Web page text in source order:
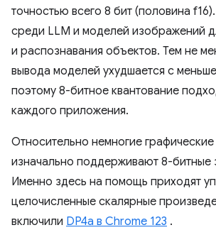
точностью всего 8 бит (половина
среди LLM и моделей изображений
и распознавания объектов. Тем не
вывода моделей ухудшается с
поэтому 8-битное квантование
каждого приложения.
Относительно немногие
изначально поддерживают 8-битные
Именно здесь на помощь приходят
целочисленные скалярные
включили DP4a в Chrome 123 .